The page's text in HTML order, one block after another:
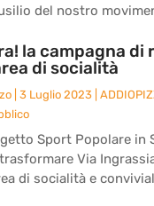
del nostro
la campagna
di socialità
3 Luglio 2023
Sport Popolare in
Via
di socialità e